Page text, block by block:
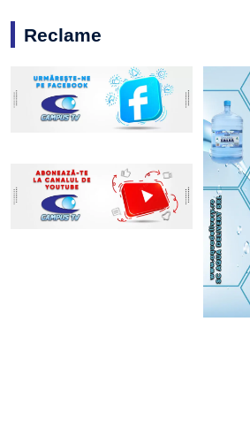
Reclame